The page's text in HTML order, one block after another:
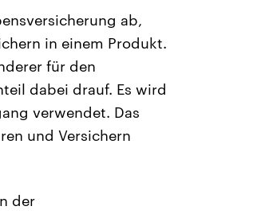
ab,
in einem Produkt.
für den
dabei drauf. Es wird
verwendet. Das
und Versichern
der